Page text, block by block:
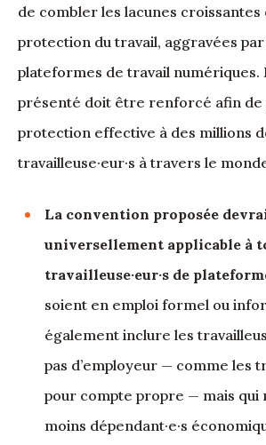
de combler les lacunes
protection du travail, aggravées
plateformes de travail numériques.
présenté doit être renforcé afin de
protection effective à des millions
travailleuse·eur·s à travers le
La convention proposée
universellement applicable à
travailleuse·eur·s de
soient en emploi formel ou
également inclure les
pas d’employeur — comme les
pour compte propre — mais qui
moins dépendant·e·s